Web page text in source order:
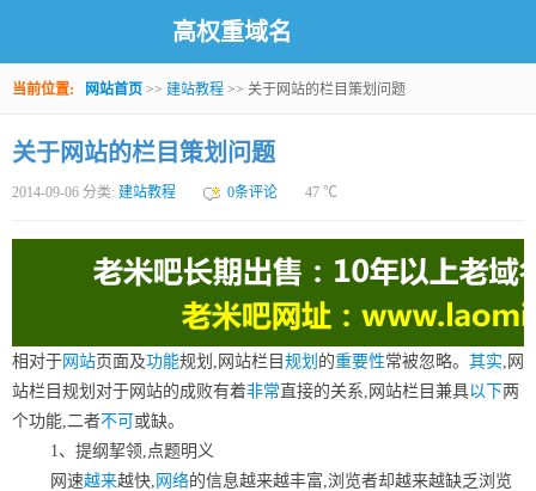
高权重域名
当前位置: 网站首页 >> 建站教程 >> 关于网站的栏目策划问题
关于网站的栏目策划问题
2014-09-06 分类: 建站教程 0条评论 47 ℃
相对于网站页面及功能规划,网站栏目 规划 的重要性常被忽略。 其实,网
站栏目规划对于网站的成败有着非常 直接的关系,网站栏目兼具以下两
个功能,二者不可 或缺。
1、提纲挈领,点题明义
网速越来越快, 网络的信息越来越丰富,浏览者却越来越缺乏浏览